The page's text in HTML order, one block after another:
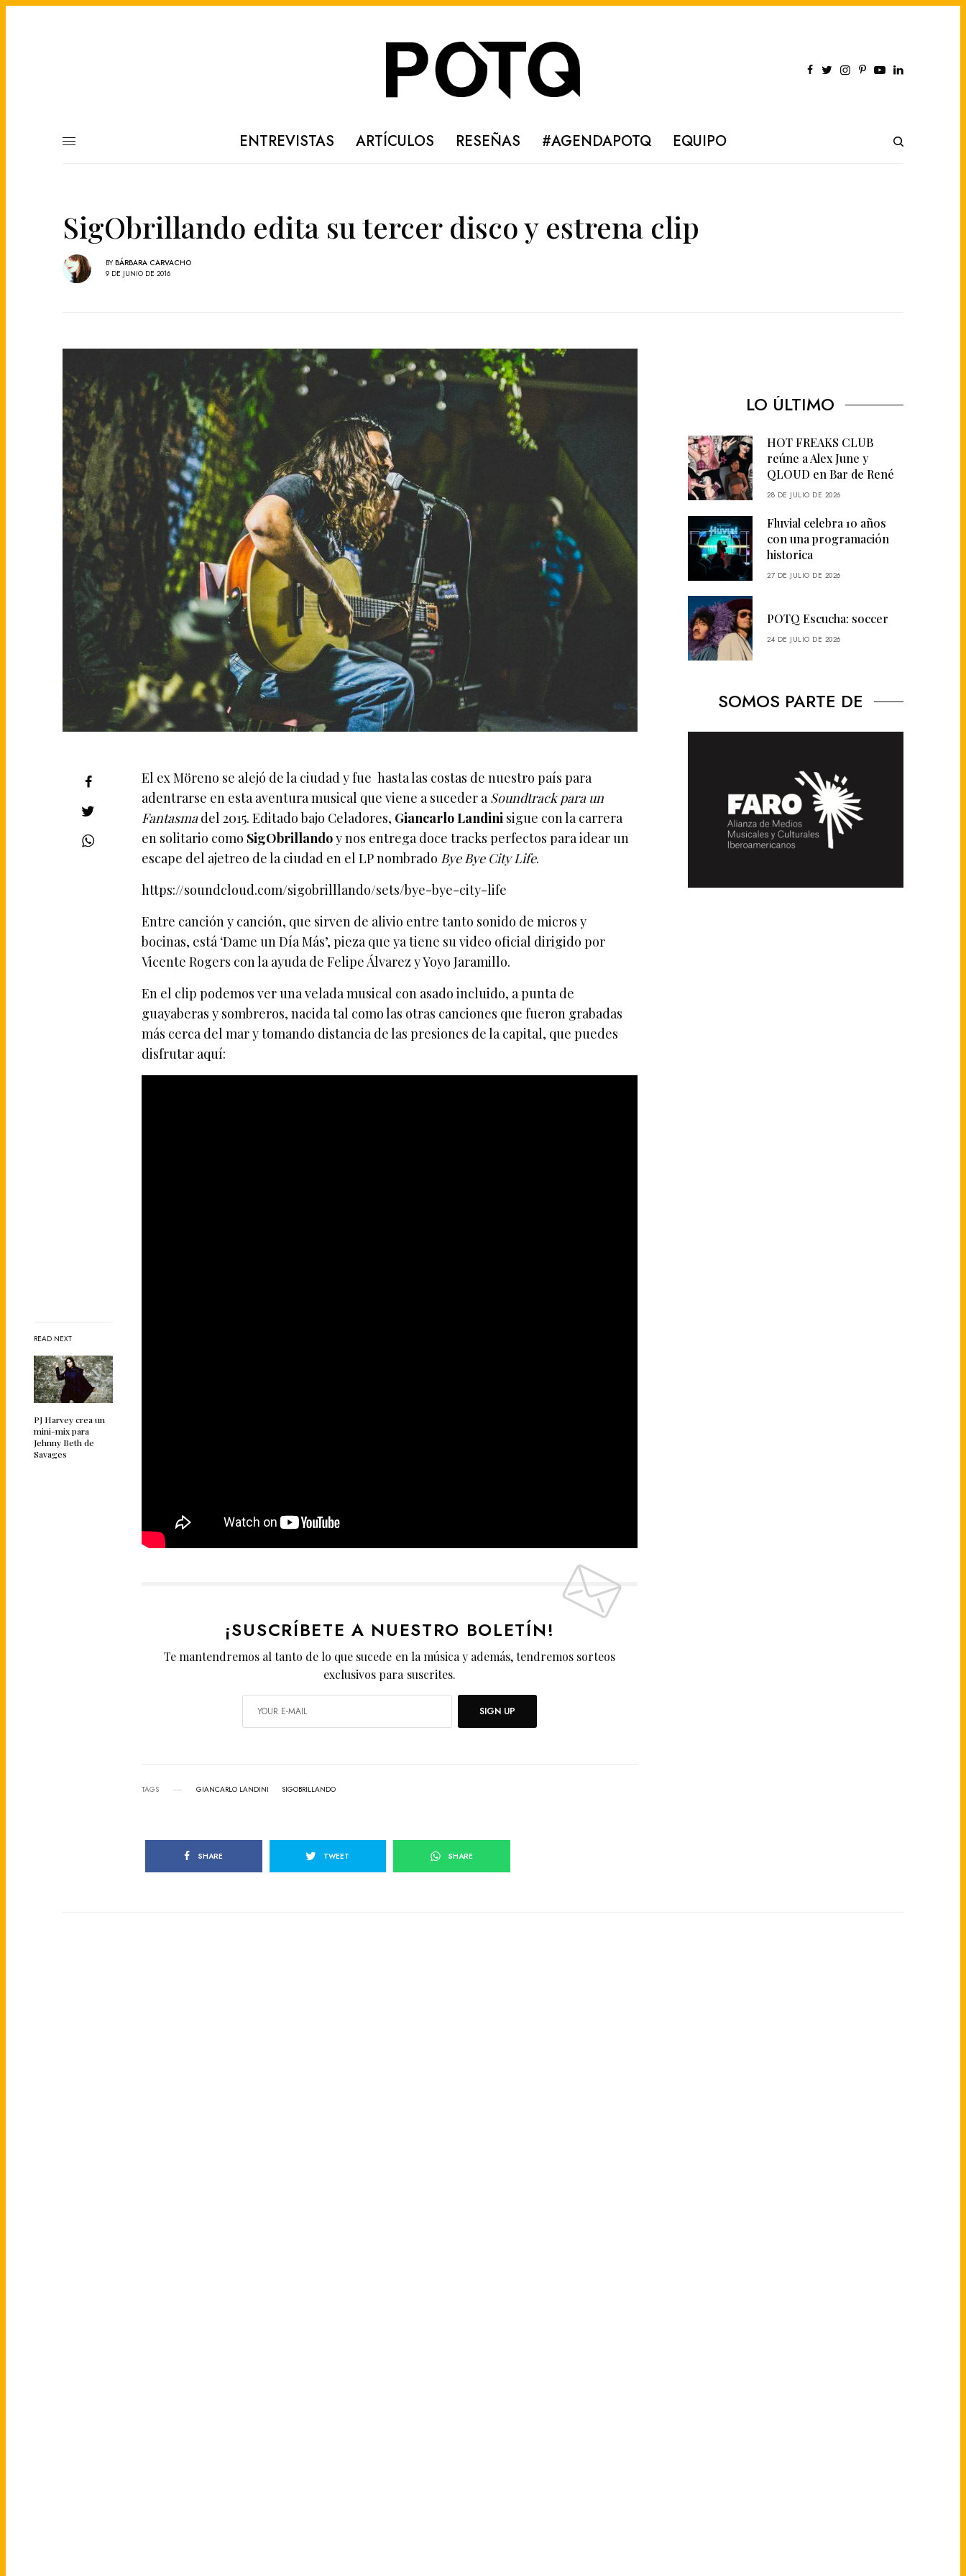
ENTREVISTAS ARTÍCULOS RESEÑAS #AGENDAPOTQ EQUIPO
SigObrillando edita su tercer disco y estrena clip
BY BÁRBARA CARVACHO
9 DE JUNIO DE 2016
READ NEXT
PJ Harvey crea un
mini-mix para
Jehnny Beth de
Savages
El ex Möreno se alejó de la ciudad y fue hasta las costas de nuestro país para
adentrarse en esta aventura musical que viene a suceder aSoundtrack para un
Fantasmadel 2015. Editado bajo Celadores, Giancarlo Landini sigue con la carrera
en solitario como SigObrillandoy nos entrega doce tracks perfectos para idear un
escape del ajetreo de la ciudad en el LP nombrado Bye Bye City Life.
https://soundcloud.com/sigobrilllando/sets/bye-bye-city-life
Entre canción y canción, que sirven de alivio entre tanto sonido de micros y
bocinas, está ‘Dame un Día Más’, pieza que ya tiene su video oficial dirigido por
Vicente Rogers con la ayuda de Felipe Álvarez y Yoyo Jaramillo.
En el clip podemos ver una velada musical con asado incluido, a punta de
guayaberas y sombreros, nacida tal como las otras canciones que fueron grabadas
más cerca del mar y tomando distancia de las presiones de la capital, que puedes
disfrutar aquí:
¡SUSCRÍBETE A NUESTRO BOLETÍN!
Te mantendremos al tanto de lo que sucede en la música y además, tendremos sorteos
exclusivos para suscrites.
SIGN UP
TAGS GIANCARLO LANDINI SIGOBRILLANDO
SHARE TWEET SHARE
LO ÚLTIMO
HOT FREAKS CLUB
reúne a Alex June y
QLOUD en Bar de René
28 DE JULIO DE 2026
Fluvial celebra 10 años
con una programación
historica
27 DE JULIO DE 2026
POTQ Escucha: soccer
24 DE JULIO DE 2026
SOMOS PARTE DE